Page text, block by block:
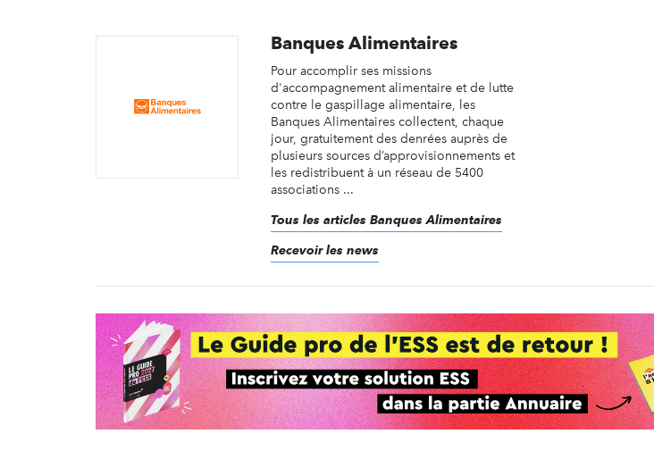
Banques Alimentaires
Pour accomplir ses missions
d'accompagnement alimentaire et de lutte
contre le gaspillage alimentaire, les
Banques Alimentaires collectent, chaque
jour, gratuitement des denrées auprès de
plusieurs sources d’approvisionnements et
les redistribuent à un réseau de 5400
associations ...
Tous les articles Banques Alimentaires
Recevoir les news